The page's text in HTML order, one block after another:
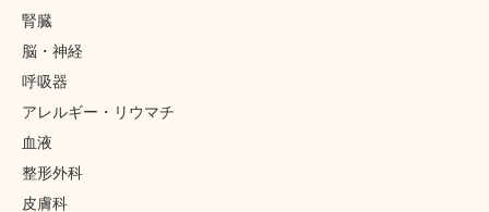
腎臓
脳・神経
呼吸器
アレルギー・リウマチ
血液
整形外科
皮膚科